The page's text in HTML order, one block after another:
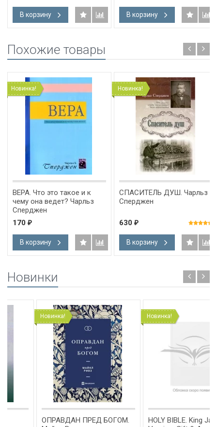
В корзину В корзину
Похожие товары
Новинка!
ВЕРА. Что это такое и к
чему она ведет? Чарльз
Сперджен
170 ₽
В корзину
Новинка!
СПАСИТЕЛЬ ДУШ. Чарльз
Сперджен
630 ₽
В корзину
Новинки
ОПРАВДАН ПРЕД БОГОМ.
Новинка!
HOLY BIBLE. King James